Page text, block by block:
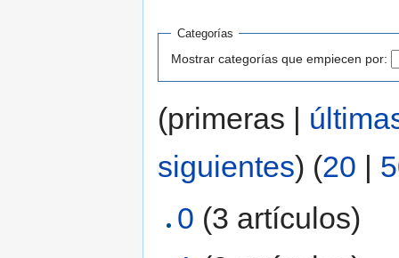
Categorías
Mostrar categorías que empiecen por:
(primeras |
siguientes) (20 |
0 ‏‎ (3 artículos)